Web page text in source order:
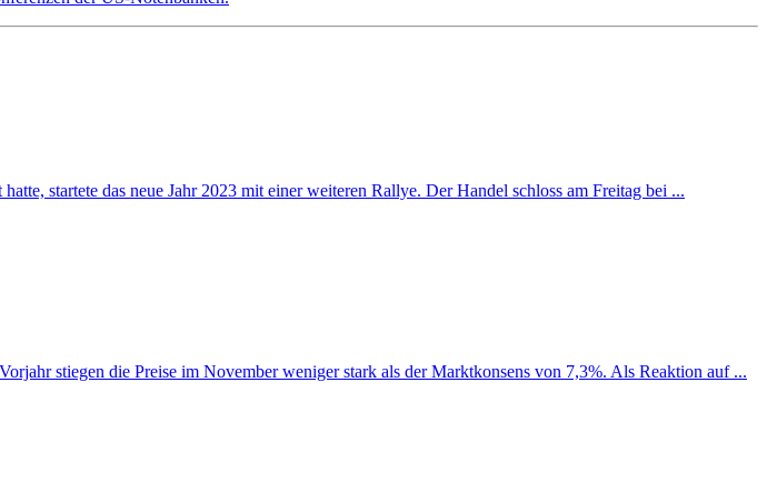
startete das neue Jahr 2023 mit einer weiteren Rallye. Der Handel schloss am Freitag bei ...
stiegen die Preise im November weniger stark als der Marktkonsens von 7,3%. Als Reaktion auf ...